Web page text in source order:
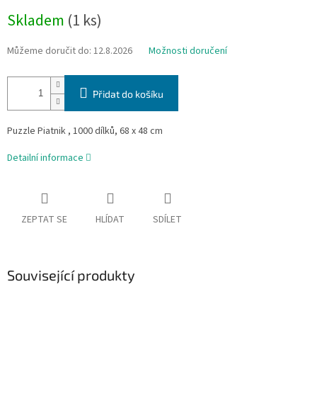
cena:
Skladem (1 ks)
Můžeme doručit do: 12.8.2026 Možnosti doručení
Přidat do košíku
Puzzle Piatnik , 1000 dílků, 68 x 48 cm
Detailní informace
ZEPTAT SE HLÍDAT SDÍLET
Související produkty